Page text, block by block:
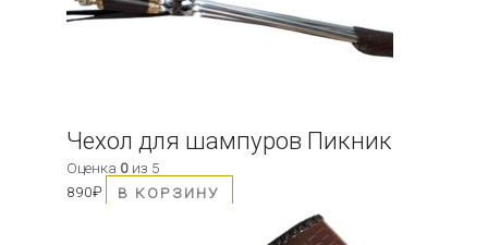
Чехол для шампуров Пикник
Оценка 0 из 5
890₽ В КОРЗИНУ